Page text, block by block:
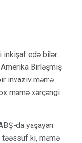
inkişaf edə bilər.
Birləşmiş
invaziv məmə
məmə xərçəngi
da yaşayan
təəssüf ki, məmə